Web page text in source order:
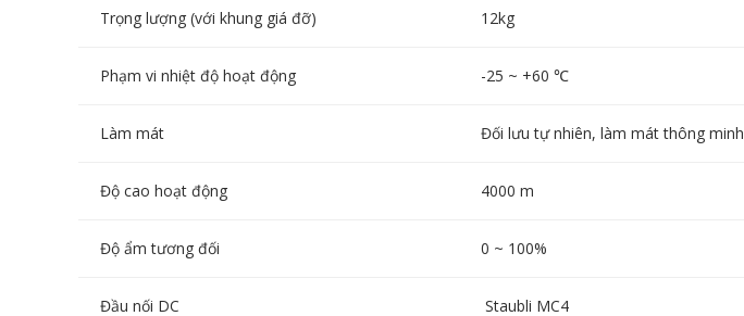
Trọng lượng (với khung giá đỡ) 12kg
Phạm vi nhiệt độ hoạt động -25 ~ +60 ℃
Làm mát Đối lưu tự nhiên, làm mát thông minh
Độ cao hoạt động 4000 m
Độ ẩm tương đối 0 ~ 100%
Đầu nối DC Staubli MC4